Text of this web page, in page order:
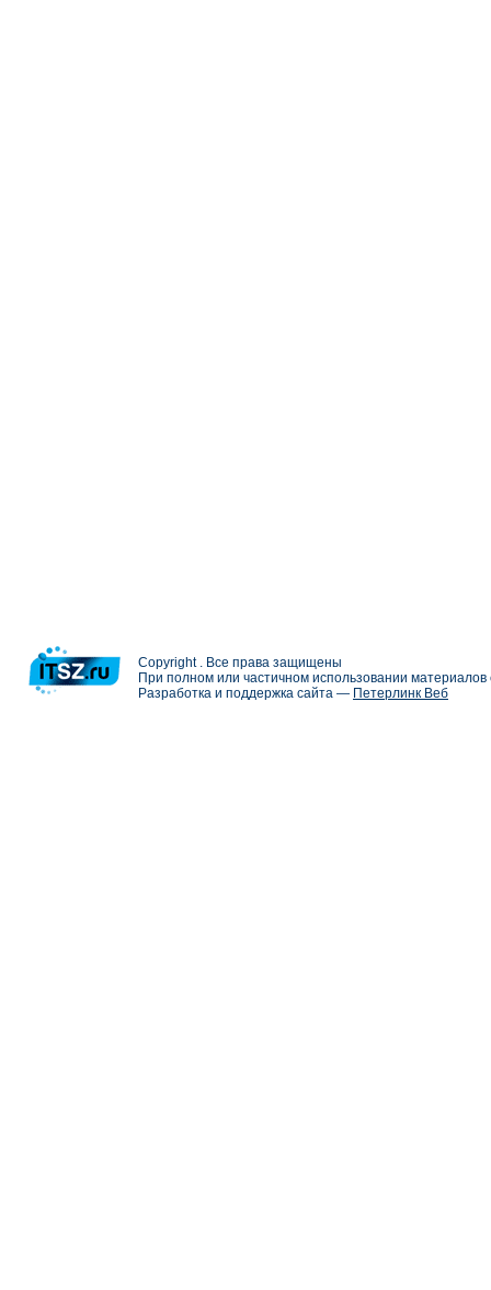
Copyright . Все права защищены
При полном или частичном использовании
Разработка и поддержка сайта — Петерлинк Веб